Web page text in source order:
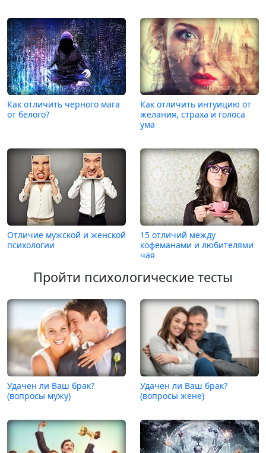
Как отличить черного мага
от белого?
Как отличить интуицию от
желания, страха и голоса
ума
Отличие мужской и женской
психологии
15 отличий между
кофеманами и любителями
чая
Пройти психологические тесты
Удачен ли Ваш брак?
(вопросы мужу)
Удачен ли Ваш брак?
(вопросы жене)